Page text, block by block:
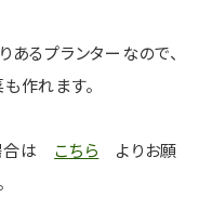
あるプランターなので、
作れます。
合は こちら よりお願